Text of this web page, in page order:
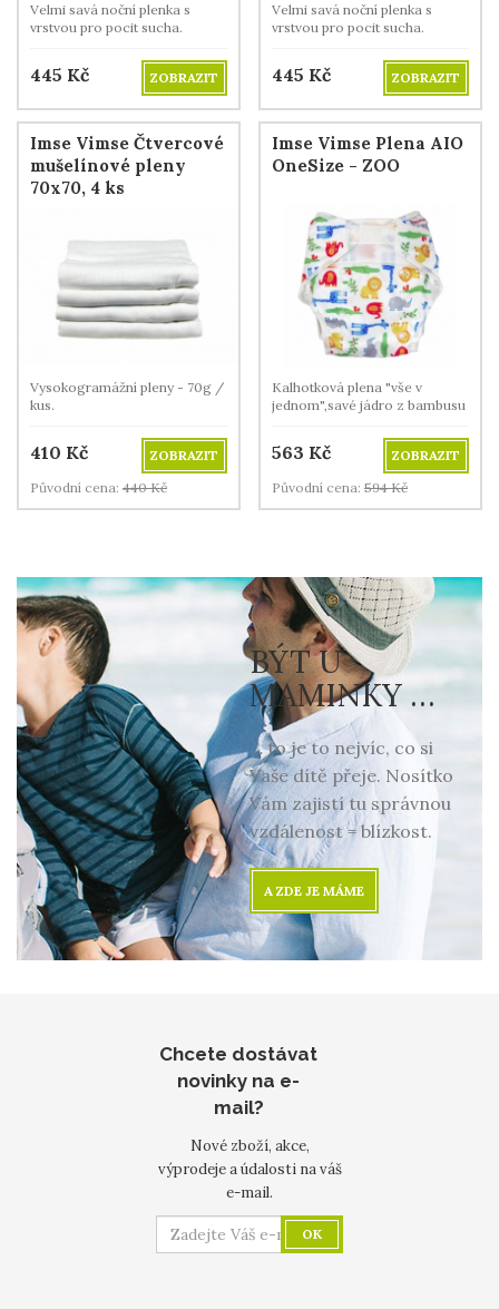
Velmi savá noční plenka s
vrstvou pro pocit sucha.
445 Kč ZOBRAZIT
Velmi savá noční plenka s
vrstvou pro pocit sucha.
445 Kč ZOBRAZIT
Imse Vimse Čtvercové
mušelínové pleny
70x70, 4 ks
Vysokogramážní pleny - 70g /
kus.
410 Kč
ZOBRAZIT
Původní cena: 440 Kč
Imse Vimse Plena AIO
OneSize - ZOO
Kalhotková plena "vše v
jednom",savé jádro z bambusu
563 Kč
ZOBRAZIT
Původní cena: 594 Kč
BÝT U
MAMINKY …
… to je to nejvíc, co si
Vaše dítě přeje. Nosítko
Vám zajistí tu správnou
vzdálenost = blízkost.
A ZDE JE MÁME
Chcete dostávat
novinky na e-
mail?
Nové zboží, akce,
výprodeje a údalosti na váš
e-mail.
OK